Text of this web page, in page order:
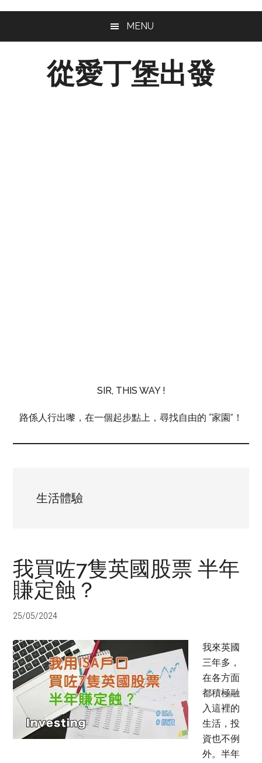
MENU
從愛丁堡出發
SIR, THIS WAY !
路係人行出嚟，在一個起步點上，尋找自由的 “家園”！
生活體驗
我買咗7隻英國股票 半年
賺定蝕？
25/05/2024
我來英國
三年多，
在各方面
都積極融
入這裡的
生活，投
資也不例
外。半年